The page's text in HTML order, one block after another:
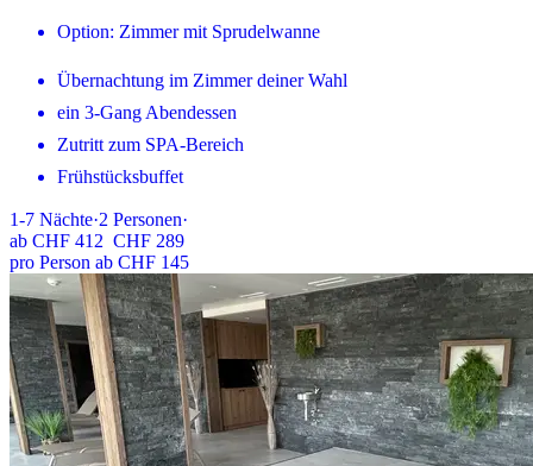
Option: Zimmer mit Sprudelwanne
Übernachtung im Zimmer deiner Wahl
ein 3-Gang Abendessen
Zutritt zum SPA-Bereich
Frühstücksbuffet
1-7 Nächte·2 Personen·
ab CHF 412 CHF 289
pro Person ab CHF 145